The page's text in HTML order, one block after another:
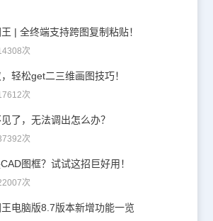
| 全终端支持跨图复制粘贴！
次
轻松get二三维画图技巧！
次
了，无法调出怎么办？
次
图框？试试这招巨好用！
次
电脑版8.7版本新增功能一览